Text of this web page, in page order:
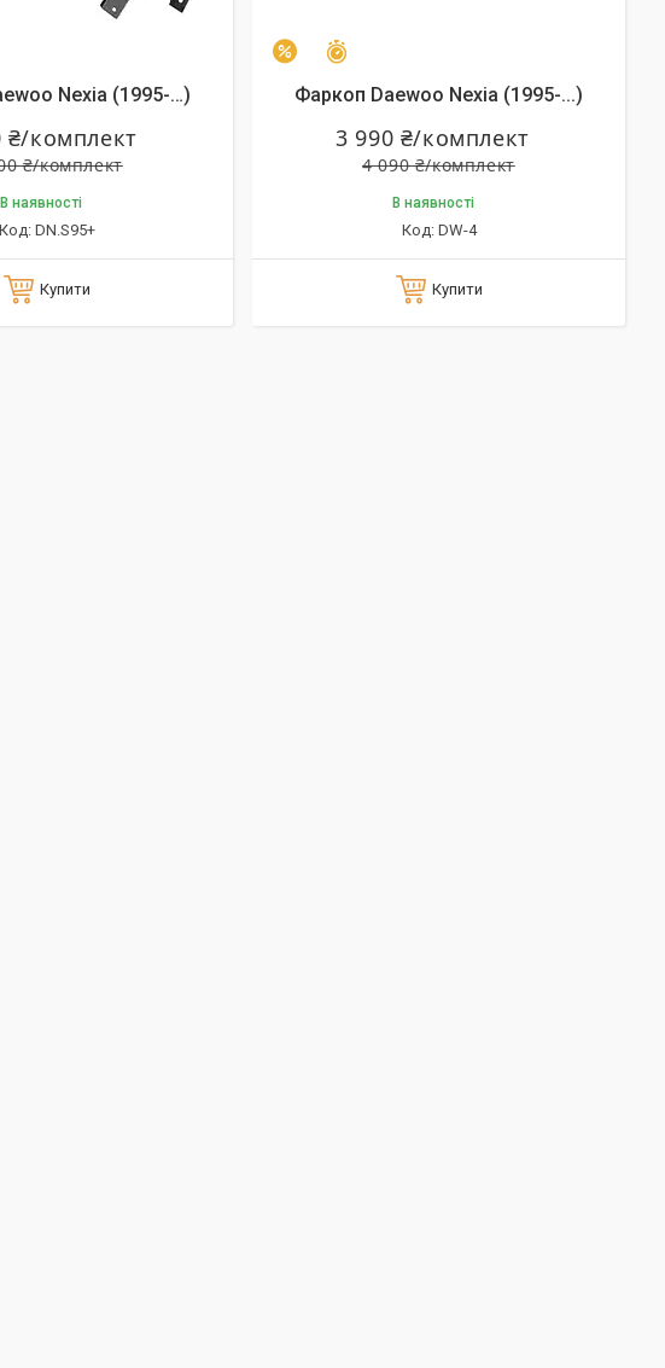
Nexia (1995-…)
₴/комплект
₴/комплект
В наявності
DN.S95+
Купити
–2%
Фаркоп Daewoo Nexia (1995-...)
4 090 ₴/комплект
3 990 ₴/комплект
В наявності
DW-4
Купити